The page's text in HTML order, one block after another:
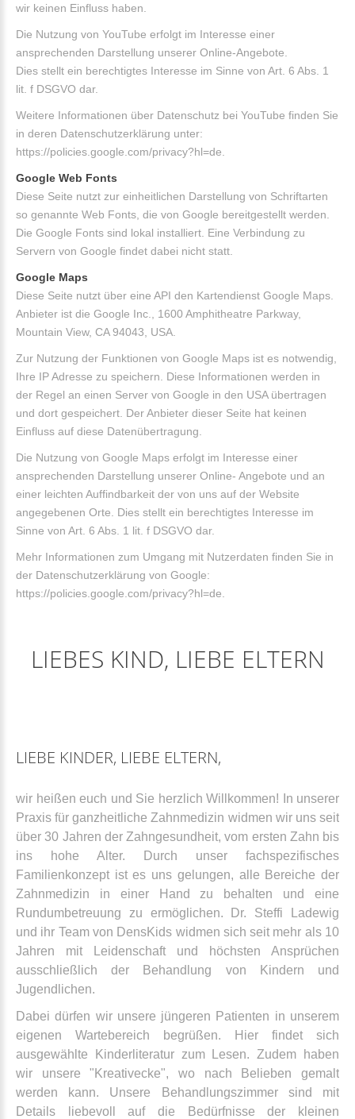
wir keinen Einfluss haben.
Die Nutzung von YouTube erfolgt im Interesse einer
ansprechenden Darstellung unserer Online-Angebote.
Dies stellt ein berechtigtes Interesse im Sinne von Art. 6 Abs. 1
lit. f DSGVO dar.
Weitere Informationen über Datenschutz bei YouTube finden Sie
in deren Datenschutzerklärung unter:
https://policies.google.com/privacy?hl=de.
Google Web Fonts
Diese Seite nutzt zur einheitlichen Darstellung von Schriftarten
so genannte Web Fonts, die von Google bereitgestellt werden.
Die Google Fonts sind lokal installiert. Eine Verbindung zu
Servern von Google findet dabei nicht statt.
Google Maps
Diese Seite nutzt über eine API den Kartendienst Google Maps.
Anbieter ist die Google Inc., 1600 Amphitheatre Parkway,
Mountain View, CA 94043, USA.
Zur Nutzung der Funktionen von Google Maps ist es notwendig,
Ihre IP Adresse zu speichern. Diese Informationen werden in
der Regel an einen Server von Google in den USA übertragen
und dort gespeichert. Der Anbieter dieser Seite hat keinen
Einfluss auf diese Datenübertragung.
Die Nutzung von Google Maps erfolgt im Interesse einer
ansprechenden Darstellung unserer Online- Angebote und an
einer leichten Auffindbarkeit der von uns auf der Website
angegebenen Orte. Dies stellt ein berechtigtes Interesse im
Sinne von Art. 6 Abs. 1 lit. f DSGVO dar.
Mehr Informationen zum Umgang mit Nutzerdaten finden Sie in
der Datenschutzerklärung von Google:
https://policies.google.com/privacy?hl=de.
LIEBES KIND, LIEBE ELTERN
LIEBE KINDER, LIEBE ELTERN,
wir heißen euch und Sie herzlich Willkommen! In unserer
Praxis für ganzheitliche Zahnmedizin widmen wir uns seit
über 30 Jahren der Zahngesundheit, vom ersten Zahn bis
ins hohe Alter. Durch unser fachspezifisches
Familienkonzept ist es uns gelungen, alle Bereiche der
Zahnmedizin in einer Hand zu behalten und eine
Rundumbetreuung zu ermöglichen. Dr. Steffi Ladewig
und ihr Team von DensKids widmen sich seit mehr als 10
Jahren mit Leidenschaft und höchsten Ansprüchen
ausschließlich der Behandlung von Kindern und
Jugendlichen.
Dabei dürfen wir unsere jüngeren Patienten in unserem
eigenen Wartebereich begrüßen. Hier findet sich
ausgewählte Kinderliteratur zum Lesen. Zudem haben
wir unsere "Kreativecke", wo nach Belieben gemalt
werden kann. Unsere Behandlungszimmer sind mit
Details liebevoll auf die Bedürfnisse der kleinen